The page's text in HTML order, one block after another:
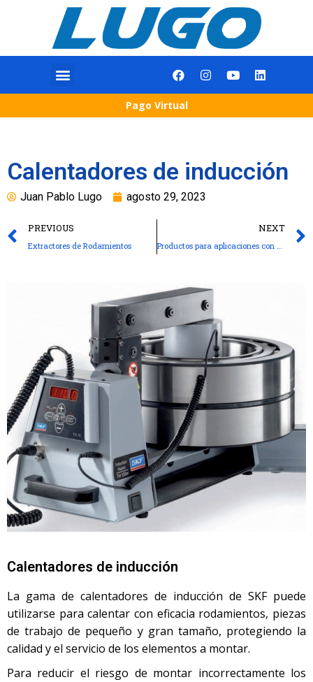
Pago Virtual
Calentadores de inducción
Juan Pablo Lugo agosto 29, 2023
PREVIOUS
Extractores de Rodamientos
NEXT
Productos para aplicaciones con movimiento multidireccional y autoalineado
Calentadores de inducción
La gama de calentadores de inducción de SKF puede
utilizarse para calentar con eficacia rodamientos, piezas
de trabajo de pequeño y gran tamaño, protegiendo la
calidad y el servicio de los elementos a montar.
Para reducir el riesgo de montar incorrectamente los